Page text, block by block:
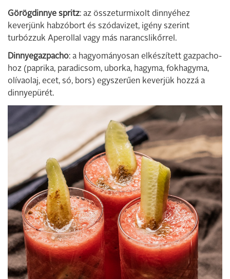
Görögdinnye spritz: az összeturmixolt dinnyéhez
keverjünk habzóbort és szódavizet, igény szerint
turbózzuk Aperollal vagy más narancslikőrrel.
Dinnyegazpacho: a hagyományosan elkészített gazpacho-
hoz (paprika, paradicsom, uborka, hagyma, fokhagyma,
olívaolaj, ecet, só, bors) egyszerűen keverjük hozzá a
dinnyepürét.